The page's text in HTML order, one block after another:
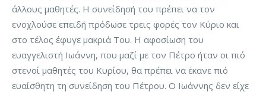
άλλους μαθητές. Η συνείδησή του πρέπει να τον
ενοχλούσε επειδή πρόδωσε τρεις φορές τον Κύριο και
στο τέλος έφυγε μακριά Του. Η αφοσίωση του
ευαγγελιστή Ιωάννη, που μαζί με τον Πέτρο ήταν οι πιό
στενοί μαθητές του Κυρίου, θα πρέπει να έκανε πιό
ευαίσθητη τη συνείδηση του Πέτρου. Ο Ιωάννης δεν είχε